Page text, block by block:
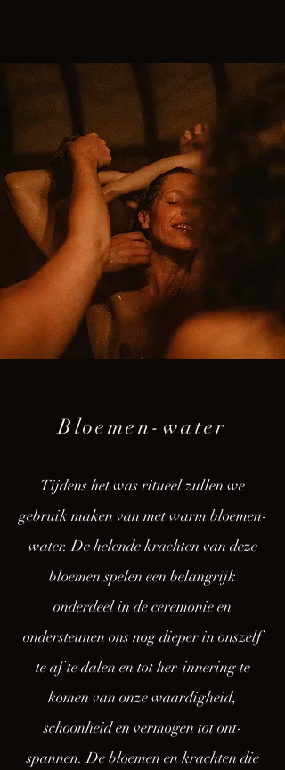
Bloemen-water
Tijdens het was ritueel zullen we
gebruik maken van met warm bloemen-
water. De helende krachten van deze
bloemen spelen een belangrijk
onderdeel in de ceremonie en
ondersteunen ons nog dieper in onszelf
te af te dalen en tot her-innering te
komen van onze waardigheid,
schoonheid en vermogen tot ont-
spannen. De bloemen en krachten die